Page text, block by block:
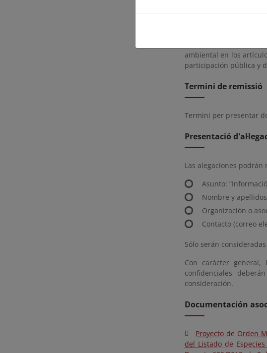
los anexos del Real
silvestre en España.
Se somete a
ambiental en los
participación pública y
Termini de remissió
Termini per presentar
Presentació
Las alegaciones
Asunto:
Nombre y
Organización o
Contacto (correo
Sólo serán
Con carácter
confidenciales
consideración.
Documentación
Proyecto de Orden
del Listado de